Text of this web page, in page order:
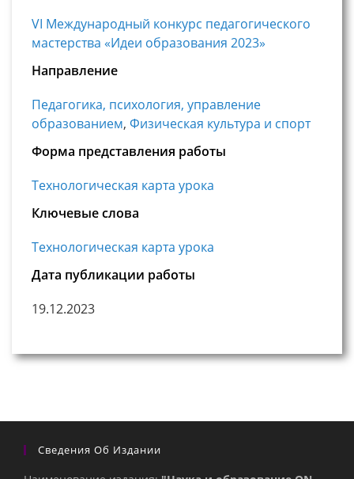
VI Международный конкурс педагогического
мастерства «Идеи образования 2023»
Направление
Педагогика, психология, управление
образованием, Физическая культура и спорт
Форма представления работы
Технологическая карта урока
Ключевые слова
Технологическая карта урока
Дата публикации работы
19.12.2023
Сведения Об Издании